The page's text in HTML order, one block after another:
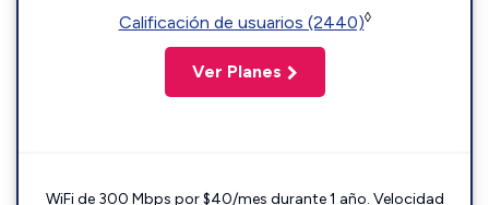
Calificación de usuarios (2440)◊
Ver Planes
WiFi de 300 Mbps por $40/mes durante 1 año. Velocidad